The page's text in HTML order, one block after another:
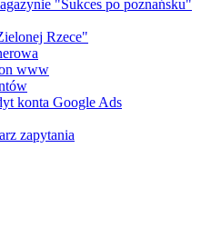
"Sukces po poznańsku"
Rzece"
www
konta Google Ads
zapytania